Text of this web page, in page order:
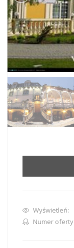
Wyświetleń:
Numer oferty: